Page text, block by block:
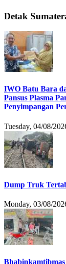
Detak
IWO Batu Bara
Pansus Plasma
Penyimpangan
Tuesday, 04/08/
Dump Truk
Monday, 03/08/